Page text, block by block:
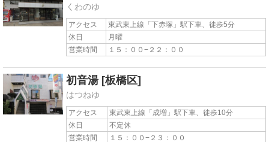
くわのゆ
アクセス
東武東上線「下赤塚」駅下車、徒歩5分
休日
月曜
営業時間
１５：００−２２：００
初音湯 [板橋区]
はつねゆ
アクセス
東武東上線「成増」駅下車、徒歩10分
休日
不定休
営業時間
１５：００−２３：００